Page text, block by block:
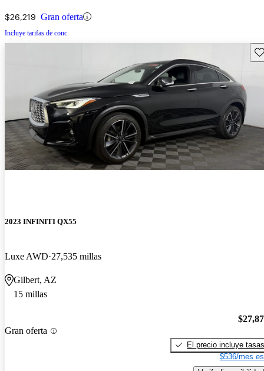
$26,219 Gran oferta
Incluye tarifas de conc.
2023 INFINITI QX55
Luxe AWD 27,535 millas
Gilbert, AZ
15 millas
Gran oferta
El precio incluye tasas
$536/mes